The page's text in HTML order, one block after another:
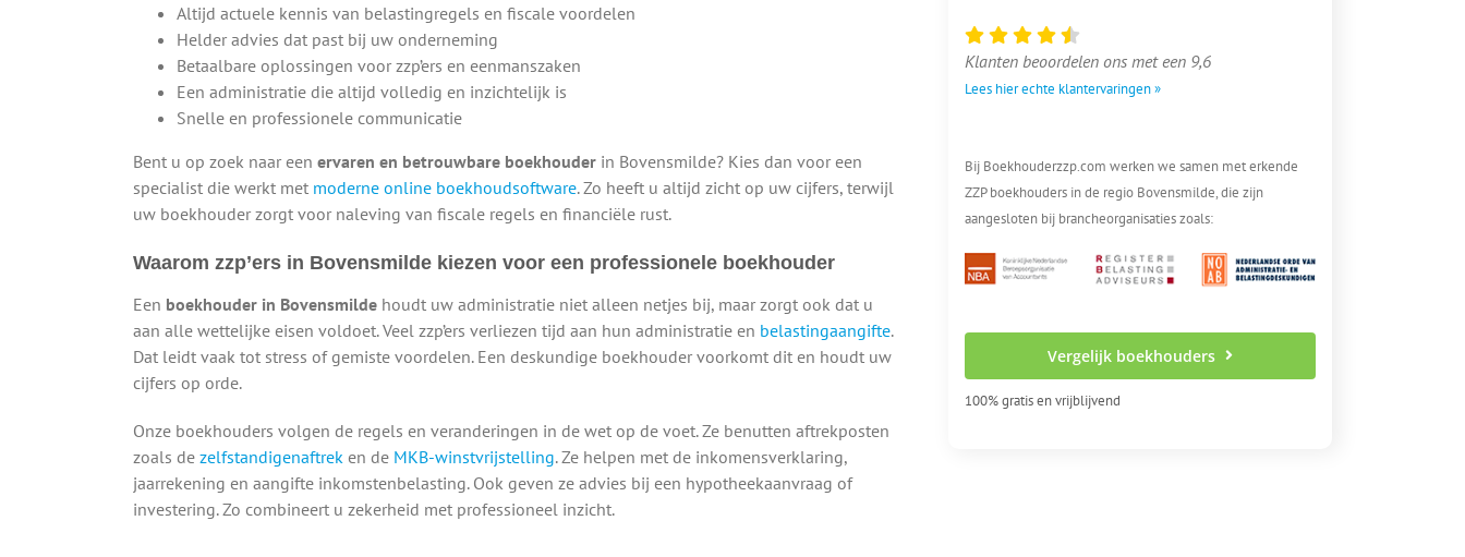
Altijd actuele kennis van belastingregels en fiscale voordelen
Helder advies dat past bij uw onderneming
Betaalbare oplossingen voor zzp’ers en eenmanszaken
Een administratie die altijd volledig en inzichtelijk is
Snelle en professionele communicatie
Bent u op zoek naar een ervaren en betrouwbare boekhouder in Bovensmilde? Kies dan voor een
specialist die werkt met moderne online boekhoudsoftware. Zo heeft u altijd zicht op uw cijfers, terwijl
uw boekhouder zorgt voor naleving van fiscale regels en financiële rust.
Waarom zzp’ers in Bovensmilde kiezen voor een professionele boekhouder
Een boekhouder in Bovensmilde houdt uw administratie niet alleen netjes bij, maar zorgt ook dat u
aan alle wettelijke eisen voldoet. Veel zzp’ers verliezen tijd aan hun administratie en belastingaangifte.
Dat leidt vaak tot stress of gemiste voordelen. Een deskundige boekhouder voorkomt dit en houdt uw
cijfers op orde.
Onze boekhouders volgen de regels en veranderingen in de wet op de voet. Ze benutten aftrekposten
zoals de zelfstandigenaftrek en de MKB-winstvrijstelling. Ze helpen met de inkomensverklaring,
jaarrekening en aangifte inkomstenbelasting. Ook geven ze advies bij een hypotheekaanvraag of
investering. Zo combineert u zekerheid met professioneel inzicht.
Klanten beoordelen ons met een 9,6
Lees hier echte klantervaringen »
Bij Boekhouderzzp.com werken we samen met erkende
ZZP boekhouders in de regio Bovensmilde, die zijn
aangesloten bij brancheorganisaties zoals:
Vergelijk boekhouders
100% gratis en vrijblijvend